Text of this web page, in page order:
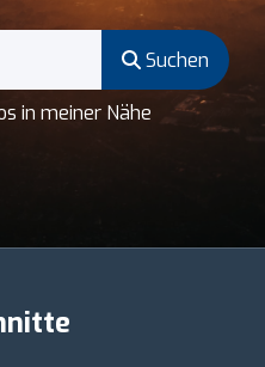
Suchen
in meiner Nähe